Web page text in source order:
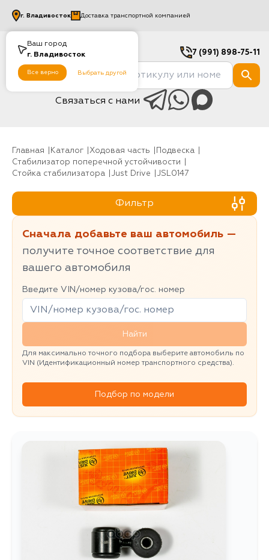
Ваш город
г. Владивосток
Все верно Выбрать другой
г. Владивосток Доставка транспортной компанией
7 (991) 898-75-11
Связаться с нами
Главная Каталог Ходовая часть
Подвеска
Стабилизатор поперечной устойчивости
Стойка стабилизатора
Just Drive JSL0147
Фильтр
Сначала добавьте ваш автомобиль —
получите точное соответствие для
вашего автомобиля
Введите VIN/номер кузова/гос. номер
Найти
Для максимально точного подбора выберите автомобиль по
VIN (Идентификационный номер транспортного средства).
Подбор по модели